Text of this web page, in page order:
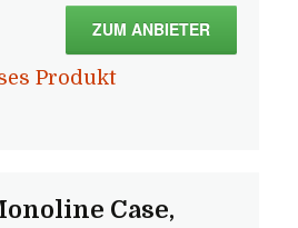
ZUM ANBIETER
Produkt
Case,